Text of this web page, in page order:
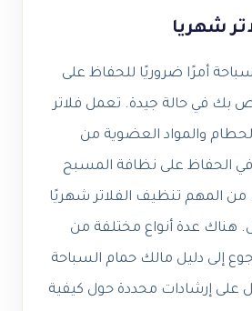
أمرًا ضروريًا للحفاظ على
بك في حالة جيدة. تعمل فلاتر
والمواد العضوية من
في الحفاظ على نظافة المسبح
من المهم تنظيف الفلاتر شهريًا
هناك عدة أنواع مختلفة من
إلى دليل مالك حمام السباحة
إرشادات محددة حول كيفية